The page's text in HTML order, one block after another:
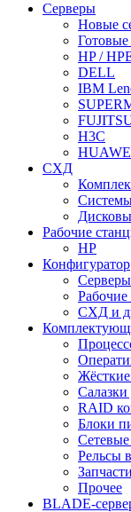
Серверы
Новые
HP /
DELL
IBM
H3C
СХД
Рабочие
HP
Конфигуратор
Серверы
Рабочие
СХД и
Салазки
RAID
Блоки
Рельсы
Прочее
BLADE-